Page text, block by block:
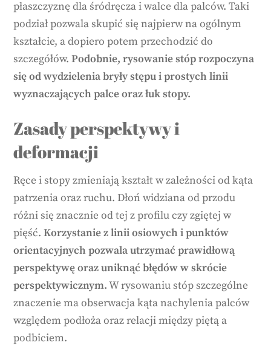
płaszczyznę dla śródręcza i walce dla palców. Taki
podział pozwala skupić się najpierw na ogólnym
kształcie, a dopiero potem przechodzić do
szczegółów.Podobnie, rysowanie stóp rozpoczyna
się od wydzielenia bryły stępu i prostych linii
wyznaczających palce oraz łuk stopy.
Zasady perspektywy i
deformacji
Ręce i stopy zmieniają kształt w zależności od kąta
patrzenia oraz ruchu. Dłoń widziana od przodu
różni się znacznie od tej z profilu czy zgiętej w
pięść.Korzystanie z linii osiowych i punktów
orientacyjnych pozwala utrzymać prawidłową
perspektywę oraz uniknąć błędów w skrócie
perspektywicznym.W rysowaniu stóp szczególne
znaczenie ma obserwacja kąta nachylenia palców
względem podłoża oraz relacji między piętą a
podbiciem.